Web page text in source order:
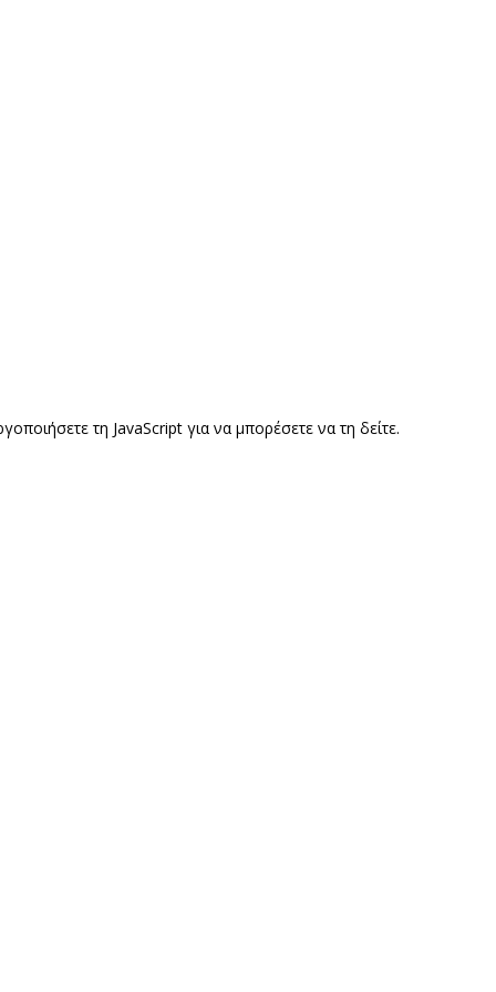
τη JavaScript για να μπορέσετε να τη δείτε.